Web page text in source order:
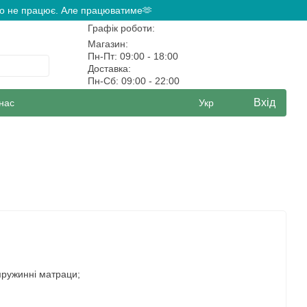
не працює. Але працюватиме🫶
Графік роботи:
Магазин:
Пн-Пт: 09:00 - 18:00
Доставка:
Пн-Сб: 09:00 - 22:00
Укр Вхід
матраци;